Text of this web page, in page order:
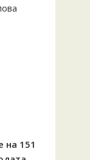
на 151